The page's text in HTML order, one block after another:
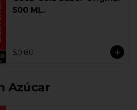
500 ML.
$0.80
Azúcar